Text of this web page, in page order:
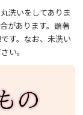
洗いをしてありま
があります。顕著
す。なお、未洗い
い。